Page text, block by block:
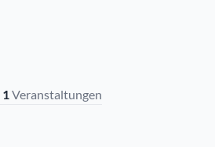
1Veranstaltungen